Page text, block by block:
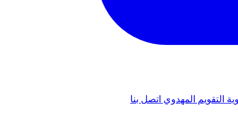
التقويم المهدوي اتصل بنا